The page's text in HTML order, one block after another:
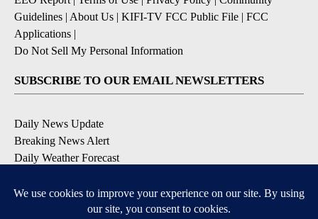
Guidelines | About Us | KIFI-TV FCC Public File | FCC
Applications |
Do Not Sell My Personal Information
SUBSCRIBE TO OUR EMAIL NEWSLETTERS
Daily News Update
Breaking News Alert
Daily Weather Forecast
Contests and Promotions